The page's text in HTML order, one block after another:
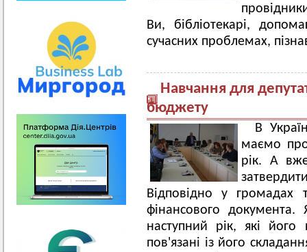
Ви, бібліотекарі,
сучасних проблемах,
Навчання для
бюджету
В
маємо
рік. А
Відповідно у громадах
фінансового
наступний рік, які його
пов'язані із його